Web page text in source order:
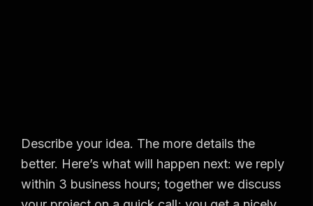
Describe your idea. The more details the
better. Here’s what will happen next: we reply
within 3 business hours; together we discuss